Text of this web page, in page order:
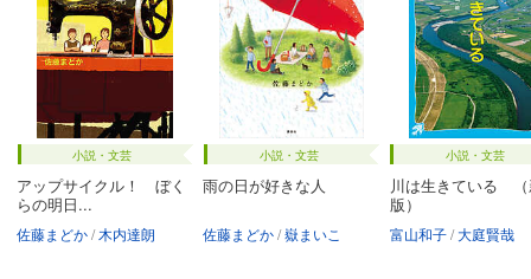
小説・文芸
アップサイクル！ ぼく
らの明日...
佐藤まどか 木内達朗
小説・文芸
雨の日が好きな人
佐藤まどか 嶽まいこ
小説・文芸
川は生きている （
版）
富山和子 大庭賢哉